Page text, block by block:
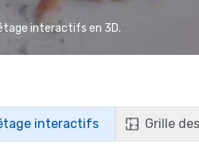
interactifs en 3D.
interactifs Grille